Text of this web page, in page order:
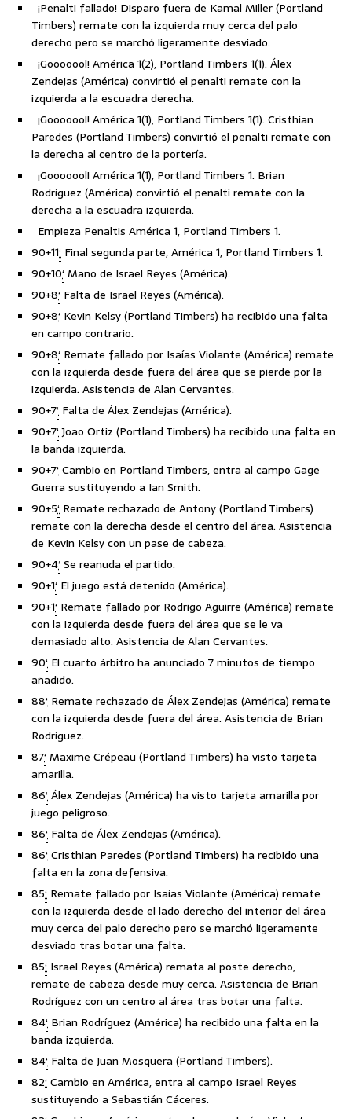
¡Penalti fallado! Disparo fuera de Kamal Miller (Portland
Timbers) remate con la izquierda muy cerca del palo
derecho pero se marchó ligeramente desviado.
¡Gooooool! América 1(2), Portland Timbers 1(1). Álex
Zendejas (América) convirtió el penalti remate con la
izquierda a la escuadra derecha.
¡Gooooool! América 1(1), Portland Timbers 1(1). Cristhian
Paredes (Portland Timbers) convirtió el penalti remate con
la derecha al centro de la portería.
¡Gooooool! América 1(1), Portland Timbers 1. Brian
Rodríguez (América) convirtió el penalti remate con la
derecha a la escuadra izquierda.
Empieza Penaltis América 1, Portland Timbers 1.
90+11‘ Final segunda parte, América 1, Portland Timbers 1.
90+10‘Mano de Israel Reyes (América).
90+8‘ Falta de Israel Reyes (América).
90+8‘ Kevin Kelsy (Portland Timbers) ha recibido una falta
en campo contrario.
90+8‘ Remate fallado por Isaías Violante (América) remate
con la izquierda desde fuera del área que se pierde por la
izquierda. Asistencia de Alan Cervantes.
90+7‘ Falta de Álex Zendejas (América).
90+7‘Joao Ortiz (Portland Timbers) ha recibido una falta en
la banda izquierda.
90+7‘Cambio en Portland Timbers, entra al campo Gage
Guerra sustituyendo a Ian Smith.
90+5‘ Remate rechazado de Antony (Portland Timbers)
remate con la derecha desde el centro del área. Asistencia
de Kevin Kelsy con un pase de cabeza.
90+4‘Se reanuda el partido.
90+1‘ El juego está detenido (América).
90+1‘ Remate fallado por Rodrigo Aguirre (América) remate
con la izquierda desde fuera del área que se le va
demasiado alto. Asistencia de Alan Cervantes.
90‘ El cuarto árbitro ha anunciado 7 minutos de tiempo
añadido.
88‘ Remate rechazado de Álex Zendejas (América) remate
con la izquierda desde fuera del área. Asistencia de Brian
Rodríguez.
87‘Maxime Crépeau (Portland Timbers) ha visto tarjeta
amarilla.
86‘Álex Zendejas (América) ha visto tarjeta amarilla por
juego peligroso.
86‘ Falta de Álex Zendejas (América).
86‘Cristhian Paredes (Portland Timbers) ha recibido una
falta en la zona defensiva.
85‘ Remate fallado por Isaías Violante (América) remate
con la izquierda desde el lado derecho del interior del área
muy cerca del palo derecho pero se marchó ligeramente
desviado tras botar una falta.
85‘ Israel Reyes (América) remata al poste derecho,
remate de cabeza desde muy cerca. Asistencia de Brian
Rodríguez con un centro al área tras botar una falta.
84‘ Brian Rodríguez (América) ha recibido una falta en la
banda izquierda.
84‘ Falta de Juan Mosquera (Portland Timbers).
82‘Cambio en América, entra al campo Israel Reyes
sustituyendo a Sebastián Cáceres.